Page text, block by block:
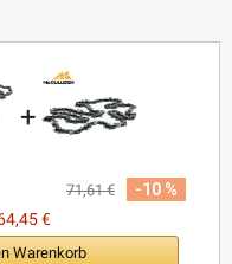
+
71,61 €
-10 %
€
Warenkorb